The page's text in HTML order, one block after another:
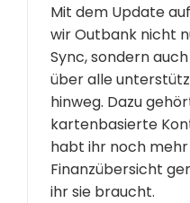
Mit dem Update
wir Outbank nicht
Sync, sondern
über alle
hinweg. Dazu
kartenbasierte
habt ihr noch
Finanzübersicht
ihr sie braucht.